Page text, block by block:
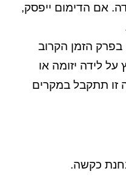
אם הדימום ייפסק,
הזמן הקרוב
על לידה יזומה או
זו תתקבל במקרים
כקשה.